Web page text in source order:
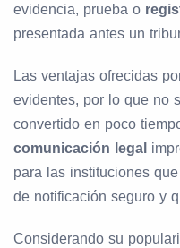
evidencia, prueba o
presentada antes un
Las ventajas ofrecidas
evidentes, por lo que no
convertido en poco
comunicación legal
para las instituciones
de notificación seguro y
Considerando su